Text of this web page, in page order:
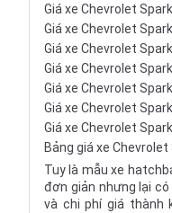
Giá xe Chevrolet
Giá xe Chevrolet
Giá xe Chevrolet
Giá xe Chevrolet
Giá xe Chevrolet
Giá xe Chevrolet
Giá xe Chevrolet
Bảng giá xe Chevrolet
Tuy là mẫu xe
đơn giản nhưng lại
và chi phí giá thành